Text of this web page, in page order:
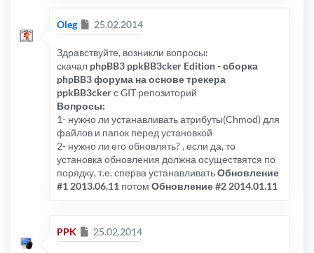
Oleg Сообщение
25.02.2014
Здравствуйте, возникли вопросы:
скачал phpBB3 ppkBB3cker Edition - сборка
phpBB3 форума на основе трекера
ppkBB3ckerс GIT репозиторий
Вопросы:
1- нужно ли устанавливать атрибуты(Chmod) для
файлов и папок перед установкой
2- нужно ли его обновлять? , если да, то
установка обновления должна осуществятся по
порядку, т.е. сперва устанавливатьОбновление
#1 2013.06.11 потом Обновление #2 2014.01.11
PPK Сообщение
25.02.2014